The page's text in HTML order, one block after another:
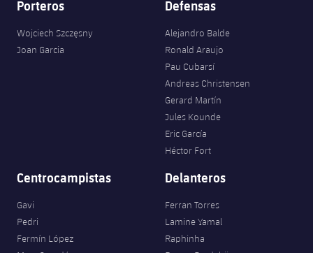
Porteros
Wojciech Szczęsny
Joan Garcia
Defensas
Alejandro Balde
Ronald Araujo
Pau Cubarsí
Andreas Christensen
Gerard Martín
Jules Kounde
Eric García
Héctor Fort
Centrocampistas
Gavi
Pedri
Fermín López
Delanteros
Ferran Torres
Lamine Yamal
Raphinha